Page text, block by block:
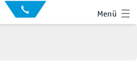
Menü